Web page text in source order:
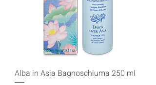
Alba in Asia Bagnoschiuma 250 ml